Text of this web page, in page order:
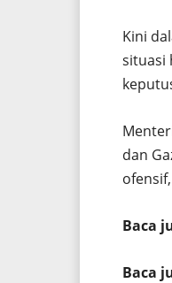
Kini
situasi
dan
Baca
Baca